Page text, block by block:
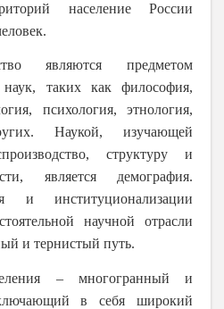
население России
являются предметом
таких как философия,
психология, этнология,
Наукой, изучающей
структуру и
является демография.
и институционализации
научной отрасли
и тернистый путь.
– многогранный и
в себя широкий